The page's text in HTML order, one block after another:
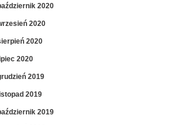
2020
2020
2020
2020
2019
2019
2019